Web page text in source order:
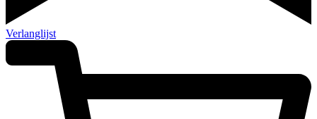
Verlanglijst